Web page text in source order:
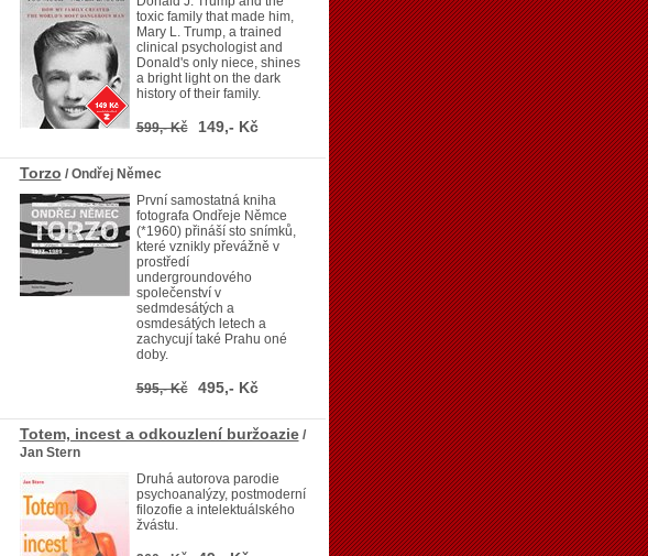
toxic family that made him,
Mary L. Trump, a trained
clinical psychologist and
Donald's only niece, shines
a bright light on the dark
history of their family.
599,- Kč 149,- Kč
Torzo / Ondřej Němec
První samostatná kniha
fotografa Ondřeje Němce
(*1960) přináší sto snímků,
které vznikly převážně v
prostředí
undergroundového
společenství v
sedmdesátých a
osmdesátých letech a
zachycují také Prahu oné
doby.
595,- Kč 495,- Kč
Totem, incest a odkouzlení buržoazie/
Jan Stern
Druhá autorova parodie
psychoanalýzy, postmoderní
filozofie a intelektuálského
žvástu.